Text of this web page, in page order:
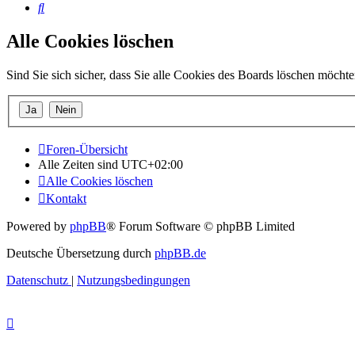
Suche
Alle Cookies löschen
Sind Sie sich sicher, dass Sie alle Cookies des Boards löschen
Foren-Übersicht
Alle Zeiten sind UTC+02:00
Alle Cookies löschen
Kontakt
Powered by phpBB® Forum Software © phpBB Limited
Deutsche Übersetzung durch phpBB.de
Datenschutz | Nutzungsbedingungen